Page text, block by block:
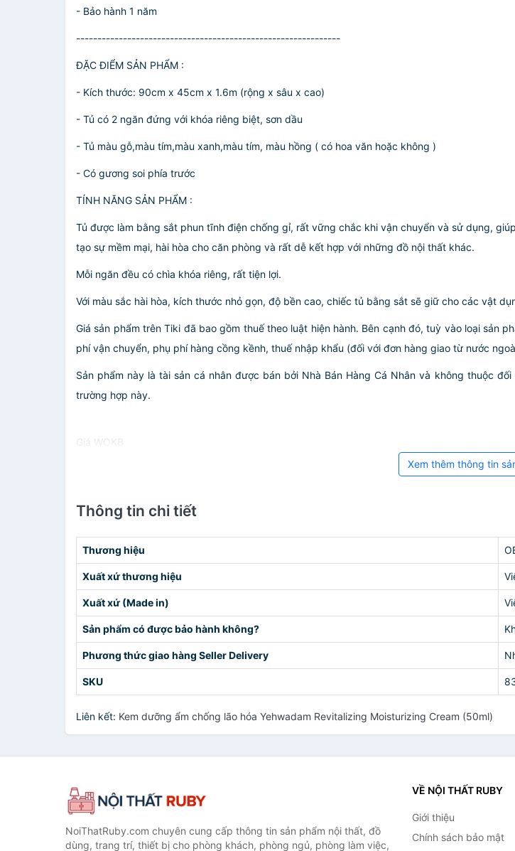
- Bảo hành 1 năm
--------------------------------------------------------------
ĐẶC ĐIỂM SẢN PHẨM :
- Kích thước: 90cm x 45cm x 1.6m (rộng x sâu x cao)
- Tủ có 2 ngăn đứng với khóa riêng biệt, sơn dầu
- Tủ màu gỗ,màu tím,màu xanh,màu tím, màu hồng ( có hoa văn hoặc không )
- Có gương soi phía trước
TÍNH NĂNG SẢN PHẨM :
Tủ được làm bằng sắt phun tĩnh điện chống gỉ, rất vững chắc khi vận chuyển và sử dụng,
tạo sự mềm mại, hài hòa cho căn phòng và rất dễ kết hợp với những đồ nội thất khác.
Mỗi ngăn đều có chìa khóa riêng, rất tiện lợi.
Với màu sắc hài hòa, kích thước nhỏ gọn, độ bền cao, chiếc tủ bằng sắt sẽ giữ cho các vật
Giá sản phẩm trên Tiki đã bao gồm thuế theo luật hiện hành. Bên cạnh đó, tuỳ vào loại sản
phí vận chuyển, phụ phí hàng cồng kềnh, thuế nhập khẩu (đối với đơn hàng giao từ nước
Sản phẩm này là tài sản cá nhân được bán bởi Nhà Bán Hàng Cá Nhân và không thuộc
trường hợp này.
Giá WOKB
Xem thêm thông tin
Thông tin chi tiết
Thương hiệu
Xuất xứ thương hiệu
Xuất xứ (Made in)
Sản phẩm có được bảo hành không?
Phương thức giao hàng Seller Delivery
SKU
Liên kết: Kem dưỡng ẩm chống lão hóa Yehwadam Revitalizing Moisturizing Cream (50ml)
NoiThatRuby.com chuyên cung cấp thông tin sản phẩm nội thất, đồ
dùng, trang trí, thiết bị cho phòng khách, phòng ngủ, phòng làm việc,
VỀ NỘI THẤT RUBY
Giới thiệu
Chính sách bảo mật